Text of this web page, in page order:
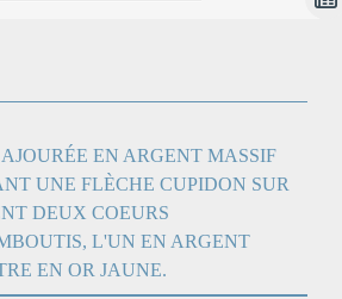
EN ARGENT MASSIF
UNE FLÈCHE CUPIDON SUR
DEUX COEURS
L'UN EN ARGENT
EN OR JAUNE.